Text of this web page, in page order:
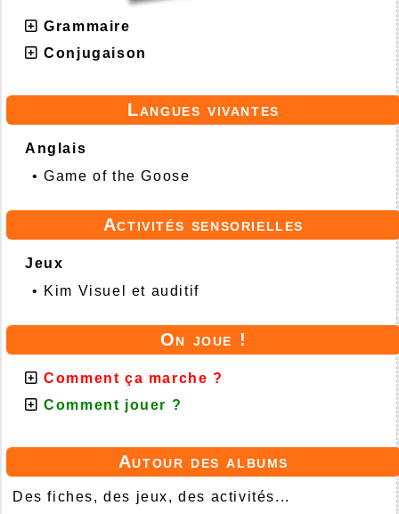
Grammaire
Conjugaison
Langues vivantes
Anglais
•Game of the Goose
Activités sensorielles
Jeux
• Kim Visuel et auditif
On joue !
Comment ça marche ?
Comment jouer ?
Autour des albums
Des fiches, des jeux, des activités...